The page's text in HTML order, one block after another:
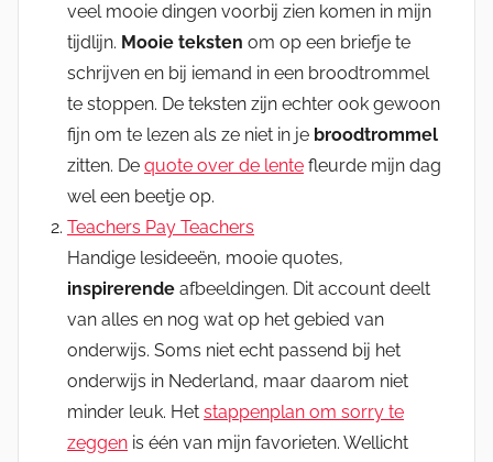
veel mooie dingen voorbij zien komen in mijn
tijdlijn. Mooie teksten om op een briefje te
schrijven en bij iemand in een broodtrommel
te stoppen. De teksten zijn echter ook gewoon
fijn om te lezen als ze niet in je broodtrommel
zitten. De quote over de lente fleurde mijn dag
wel een beetje op.
Teachers Pay Teachers
Handige lesideeën, mooie quotes,
inspirerende afbeeldingen. Dit account deelt
van alles en nog wat op het gebied van
onderwijs. Soms niet echt passend bij het
onderwijs in Nederland, maar daarom niet
minder leuk. Het stappenplan om sorry te
zeggen is één van mijn favorieten. Wellicht